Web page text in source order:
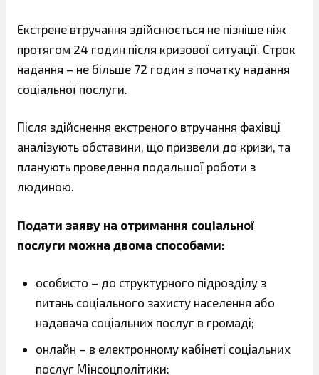
Екстрене втручання здійснюється не пізніше ніж
протягом 24 годин після кризової ситуації. Строк
надання – не більше 72 годин з початку надання
соціальної послуги.
Після здійснення екстреного втручання фахівці
аналізують обставини, що призвели до кризи, та
планують проведення подальшої роботи з
людиною.
Подати заяву на отримання соціальної
послуги можна двома способами:
особисто – до структурного підрозділу з
питань соціального захисту населення або
надавача соціальних послуг в громаді;
онлайн – в електронному кабінеті соціальних
послуг Мінсоцполітики: